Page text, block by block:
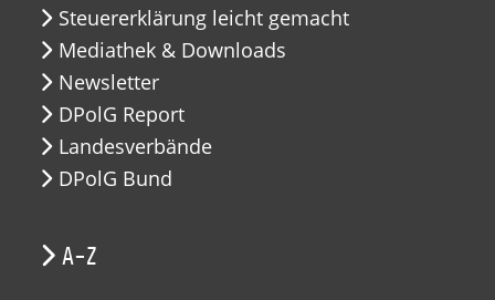
Steuererklärung leicht gemacht
Mediathek & Downloads
Newsletter
DPolG Report
Landesverbände
DPolG Bund
A-Z